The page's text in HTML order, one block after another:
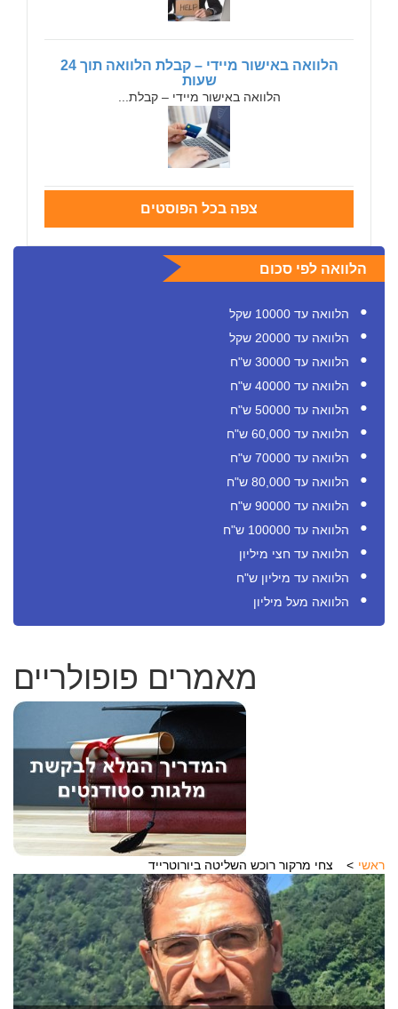
הלוואה באישור מיידי – קבלת הלוואה תוך 24
שעות
הלוואה באישור מיידי – קבלת...
צפה בכל הפוסטים
הלוואה לפי סכום
הלוואה עד 10000 שקל
הלוואה עד 20000 שקל
הלוואה עד 30000 ש"ח
הלוואה עד 40000 ש"ח
הלוואה עד 50000 ש"ח
הלוואה עד 60,000 ש"ח
הלוואה עד 70000 ש"ח
הלוואה עד 80,000 ש"ח
הלוואה עד 90000 ש"ח
הלוואה עד 100000 ש"ח
הלוואה עד חצי מיליון
הלוואה עד מיליון ש"ח
הלוואה מעל מיליון
מאמרים פופולריים
ראשי צחי מרקור רוכש השליטה ביורוטרייד